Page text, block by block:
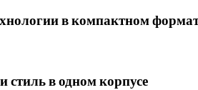
в компактном
в одном корпусе